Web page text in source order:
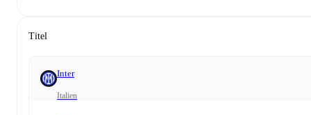
Titel
Inter
Italien